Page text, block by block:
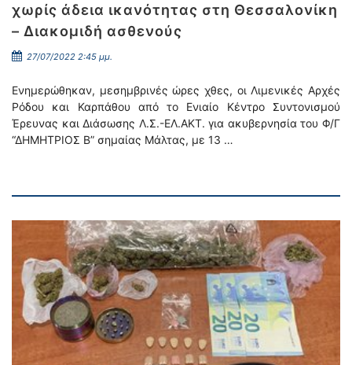
χωρίς άδεια ικανότητας στη Θεσσαλονίκη
– Διακομιδή ασθενούς
27/07/2022 2:45 μμ.
Ενημερώθηκαν, μεσημβρινές ώρες χθες, οι Λιμενικές Αρχές
Ρόδου και Καρπάθου από το Ενιαίο Κέντρο Συντονισμού
Έρευνας και Διάσωσης Λ.Σ.-ΕΛ.ΑΚΤ. για ακυβερνησία του Φ/Γ
“ΔΗΜΗΤΡΙΟΣ Β” σημαίας Μάλτας, με 13 …